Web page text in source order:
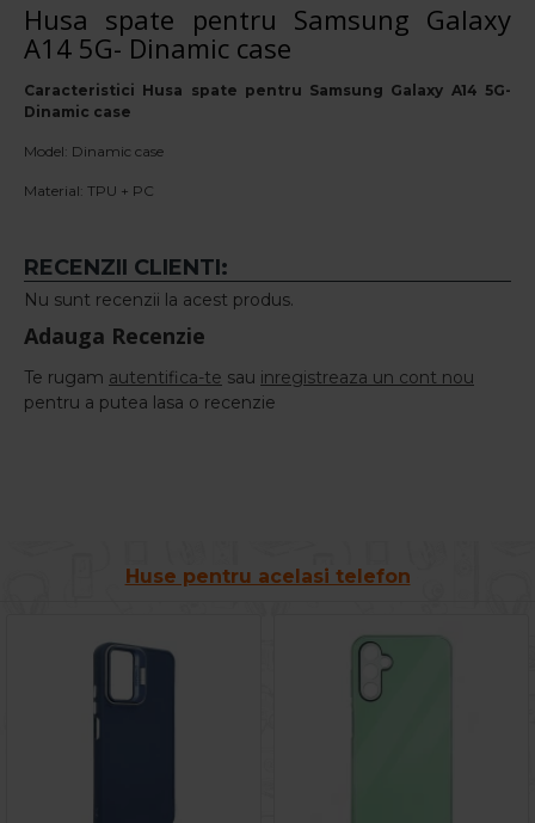
Husa spate pentru Samsung Galaxy
A14 5G- Dinamic case
Caracteristici Husa spate pentru Samsung Galaxy A14 5G-
Dinamic case
Model: Dinamic case
Material: TPU + PC
RECENZII CLIENTI:
Nu sunt recenzii la acest produs.
Adauga Recenzie
Te rugam autentifica-te sau inregistreaza un cont nou
pentru a putea lasa o recenzie
Huse pentru acelasi telefon